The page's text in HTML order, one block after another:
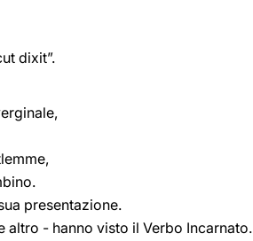
dixit”.
presentazione.
- hanno visto il Verbo Incarnato.